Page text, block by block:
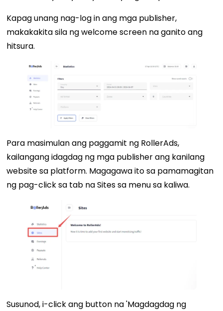
Kapag unang nag-log in ang mga publisher,
makakakita sila ng welcome screen na ganito ang
hitsura.
Para masimulan ang paggamit ng RollerAds,
kailangang idagdag ng mga publisher ang kanilang
website sa platform. Magagawa ito sa pamamagitan
ng pag-click sa tab na Sites sa menu sa kaliwa.
Susunod, i-click ang button na 'Magdagdag ng